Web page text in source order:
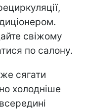
свіжому
по салону.
сягати
холодніше